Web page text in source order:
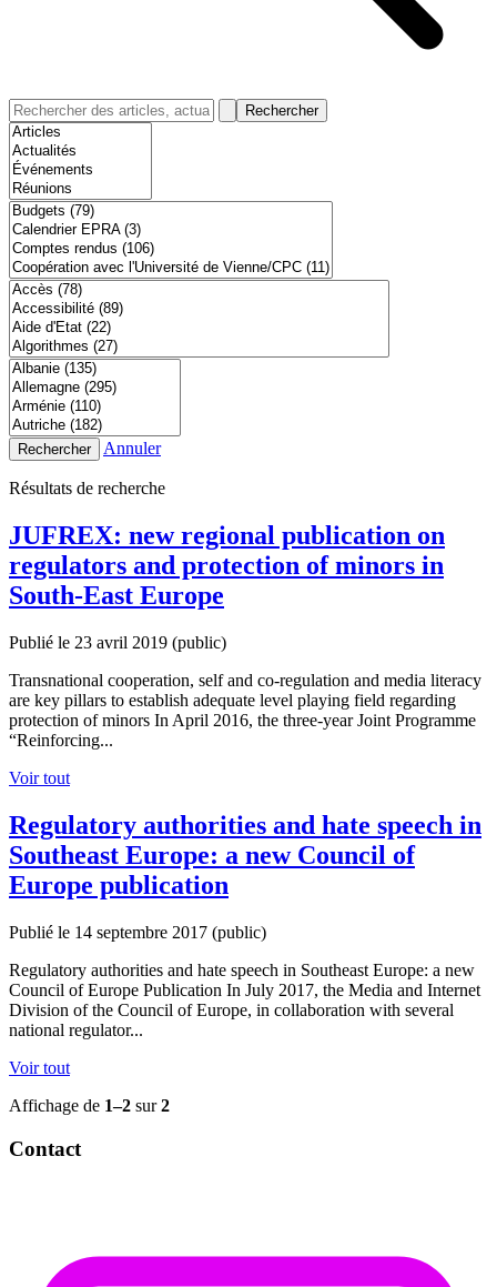
Rechercher
Rechercher Annuler
Résultats de recherche
JUFREX: new regional publication on
regulators and protection of minors in
South-East Europe
Publié le 23 avril 2019 (public)
Transnational cooperation, self and co-regulation and media literacy
are key pillars to establish adequate level playing field regarding
protection of minors In April 2016, the three-year Joint Programme
“Reinforcing...
Voir tout
Regulatory authorities and hate speech in
Southeast Europe: a new Council of
Europe publication
Publié le 14 septembre 2017 (public)
Regulatory authorities and hate speech in Southeast Europe: a new
Council of Europe Publication In July 2017, the Media and Internet
Division of the Council of Europe, in collaboration with several
national regulator...
Voir tout
Affichage de 1–2 sur2
Contact